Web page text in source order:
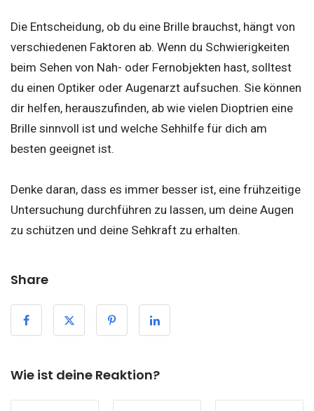
Die Entscheidung, ob du eine Brille brauchst, hängt von
verschiedenen Faktoren ab. Wenn du Schwierigkeiten
beim Sehen von Nah- oder Fernobjekten hast, solltest
du einen Optiker oder Augenarzt aufsuchen. Sie können
dir helfen, herauszufinden, ab wie vielen Dioptrien eine
Brille sinnvoll ist und welche Sehhilfe für dich am
besten geeignet ist.
Denke daran, dass es immer besser ist, eine frühzeitige
Untersuchung durchführen zu lassen, um deine Augen
zu schützen und deine Sehkraft zu erhalten.
Share
Wie ist deine Reaktion?